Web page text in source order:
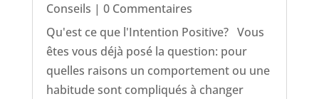
Conseils | 0 Commentaires
Qu'est ce que l'Intention Positive? Vous
êtes vous déjà posé la question: pour
quelles raisons un comportement ou une
habitude sont compliqués à changer